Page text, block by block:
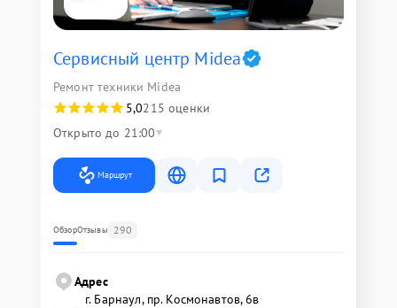
Сервисный центр Midea
Ремонт техники Midea
5,0215 оценки
Открыто до 21:00
Маршрут
ОбзорОтзывы 290
Адрес
г. Барнаул, ​пр. Космонавтов, 6в